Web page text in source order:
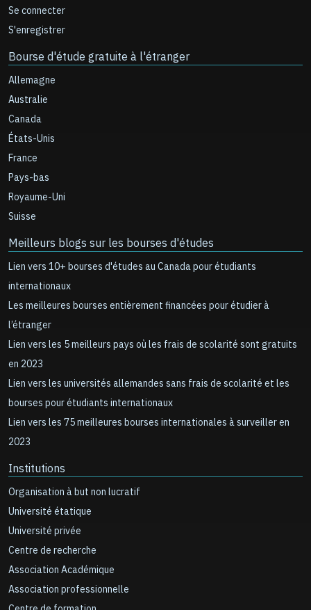
Se connecter
S'enregistrer
Bourse d'étude gratuite à l'étranger
Allemagne
Australie
Canada
États-Unis
France
Pays-bas
Royaume-Uni
Suisse
Meilleurs blogs sur les bourses d'études
Lien vers 10+ bourses d'études au Canada pour étudiants
internationaux
Les meilleures bourses entièrement financées pour étudier à
l’étranger
Lien vers les 5 meilleurs pays où les frais de scolarité sont gratuits
en 2023
Lien vers les universités allemandes sans frais de scolarité et les
bourses pour étudiants internationaux
Lien vers les 75 meilleures bourses internationales à surveiller en
2023
Institutions
Organisation à but non lucratif
Université étatique
Université privée
Centre de recherche
Association Académique
Association professionnelle